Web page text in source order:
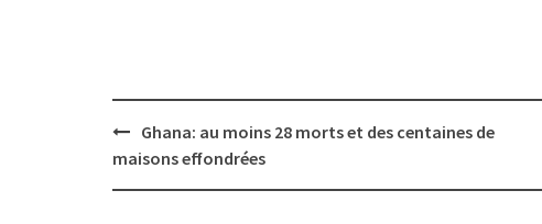
Post
navigation
Ghana: au moins 28 morts et des centaines de
maisons effondrées